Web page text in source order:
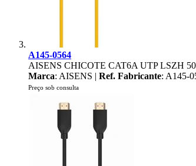
A145-0564
AISENS CHICOTE CAT6A UTP LSZH
Marca: AISENS | Ref. Fabricante: A145-
Preço sob consulta